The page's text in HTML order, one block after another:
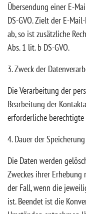
Übersendung einer E-
DS-GVO. Zielt der E-
ab, so ist zusätzliche
Abs. 1 lit. b DS-GVO.
3. Zweck der
Die Verarbeitung der
Bearbeitung der
erforderliche berechtigte
4. Dauer der Speicherung
Die Daten werden
Zweckes ihrer
der Fall, wenn die
ist. Beendet ist die